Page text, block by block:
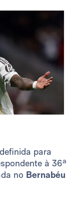
para
à 36ª
no Bernabéu